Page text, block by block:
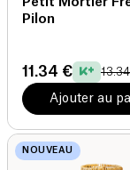
Pilon
11.34 €
Ajouter au
NOUVEAU